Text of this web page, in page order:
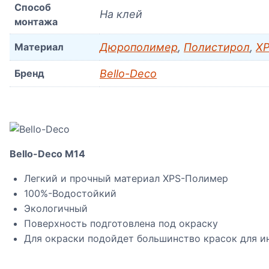
Способ
монтажа
На клей
Материал Дюрополимер, Полистирол,
Бренд Bello-Decо
Bello-Deco M14
Легкий и прочный материал XPS-Полимер
100%-Водостойкий
Экологичный
Поверхность подготовлена под окраску
Для окраски подойдет большинство красок для